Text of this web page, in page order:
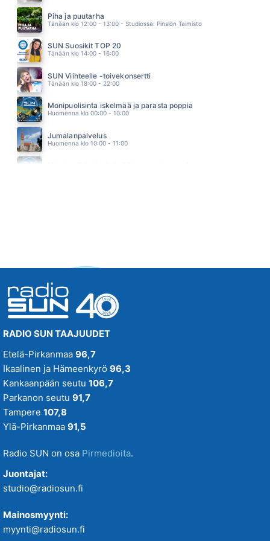
EINI
21.47
Piha ja puutarha
Tänään klo 12:00 - 13:00 - Studiossa: Pinsiön Taimisto
SUN Suosikit TOP 20
Tänään klo 14:00 - 16:00
SUN Viihteelle -toivekonsertti
Tänään klo 18:00 - 22:00
Monipuolisinta iskelmää ja parasta poppia
Huomenna klo 00:00 - 10:00
Jumalanpalvelus
Huomenna klo 10:00 - 11:00
RADIO SUN TAAJUUDET
Etelä-Pirkanmaa 96,7
Ikaalinen ja Hämeenkyrö 96,3
Kankaanpään seutu 106,7
Parkanon seutu 91,7
Tampere 107,8
Ylä-Pirkanmaa 91,5
Radio SUN on osa Pirmedioita.
Juontajat:
studio@radiosun.fi
Mainosmyynti:
myynti@radiosun.fi